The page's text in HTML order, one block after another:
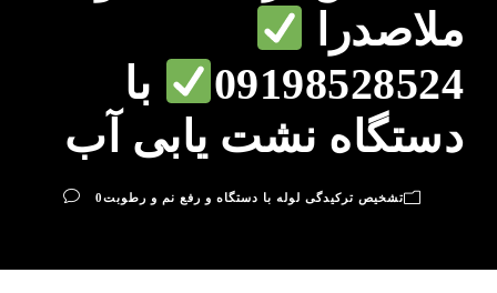
ملاصدرا
09198528524
با
دستگاه نشت یابی آب
تشخیص ترکیدگی لوله با دستگاه و رفع نم و رطوبت0